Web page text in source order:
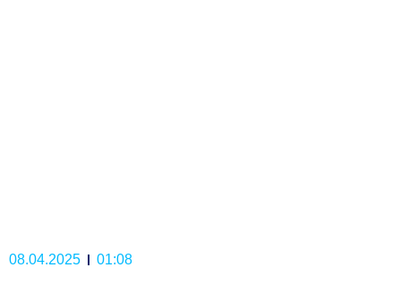
08.04.2025 01:08